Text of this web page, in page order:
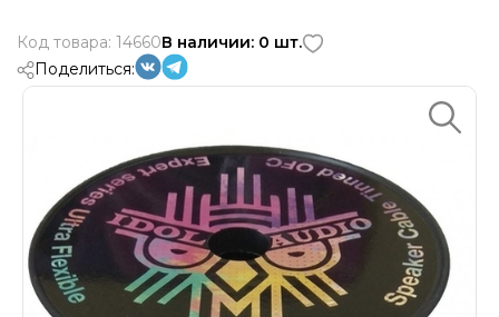
Код товара: 14660В наличии: 0 шт.
Поделиться: